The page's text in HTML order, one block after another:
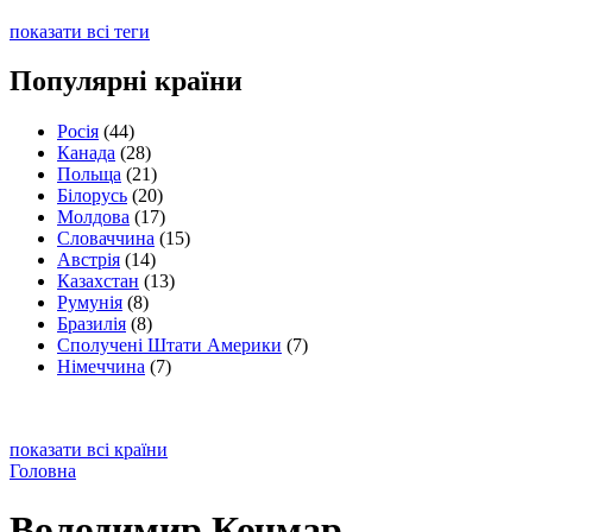
показати всі теги
Популярні країни
Росія (44)
Канада (28)
Польща (21)
Білорусь (20)
Молдова (17)
Словаччина (15)
Австрія (14)
Казахстан (13)
Румунія (8)
Бразилія (8)
Сполучені Штати Америки (7)
Німеччина (7)
показати всі країни
Головна